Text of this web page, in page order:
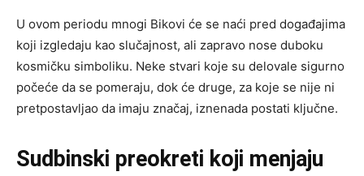
U ovom periodu mnogi Bikovi će se naći pred događajima
koji izgledaju kao slučajnost, ali zapravo nose duboku
kosmičku simboliku. Neke stvari koje su delovale sigurno
počeće da se pomeraju, dok će druge, za koje se nije ni
pretpostavljao da imaju značaj, iznenada postati ključne.
Sudbinski preokreti koji menjaju